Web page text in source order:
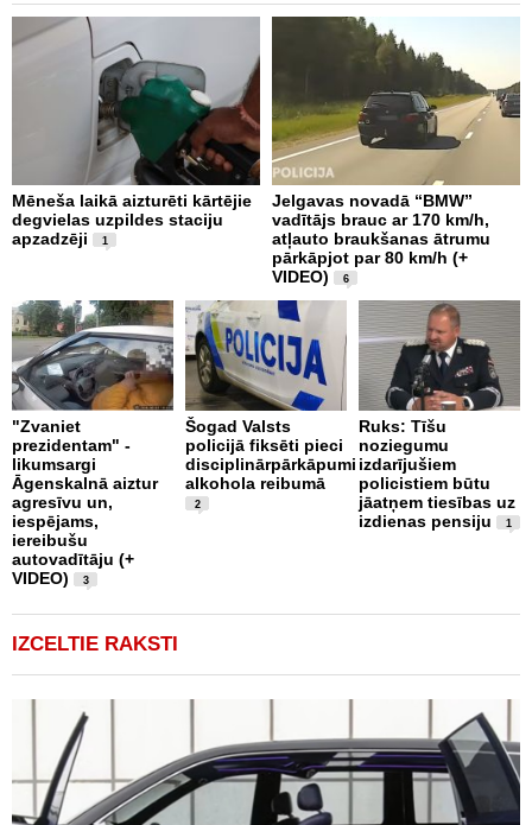
Mēneša laikā aizturēti kārtējie
degvielas uzpildes staciju
apzadzēji
1
Jelgavas novadā “BMW”
vadītājs brauc ar 170 km/h,
atļauto braukšanas ātrumu
pārkāpjot par 80 km/h (+
VIDEO)
6
"Zvaniet
prezidentam" -
likumsargi
Āgenskalnā aiztur
agresīvu un,
iespējams,
iereibušu
autovadītāju (+
VIDEO)
3
Šogad Valsts
policijā fiksēti pieci
disciplinārpārkāpumi
alkohola reibumā
2
Ruks: Tīšu
noziegumu
izdarījušiem
policistiem būtu
jāatņem tiesības uz
izdienas pensiju
1
IZCELTIE RAKSTI